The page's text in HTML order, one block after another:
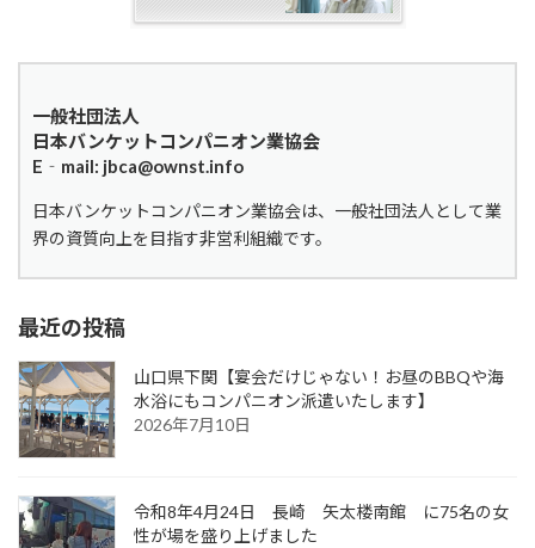
一般社団法人
日本バンケットコンパニオン業協会
E‐mail: jbca@ownst.info
日本バンケットコンパニオン業協会は、一般社団法人として業
界の資質向上を目指す非営利組織です。
最近の投稿
山口県下関【宴会だけじゃない！お昼のBBQや海
水浴にもコンパニオン派遣いたします】
2026年7月10日
令和8年4月24日 長崎 矢太楼南館 に75名の女
性が場を盛り上げました